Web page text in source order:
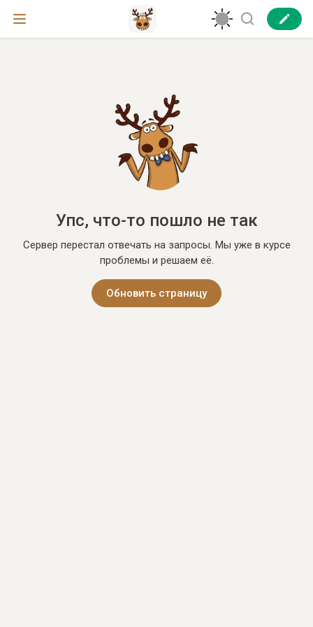
Упс, что-то пошло не так
Сервер перестал отвечать на запросы. Мы уже в курсе
проблемы и решаем её.
Обновить страницу